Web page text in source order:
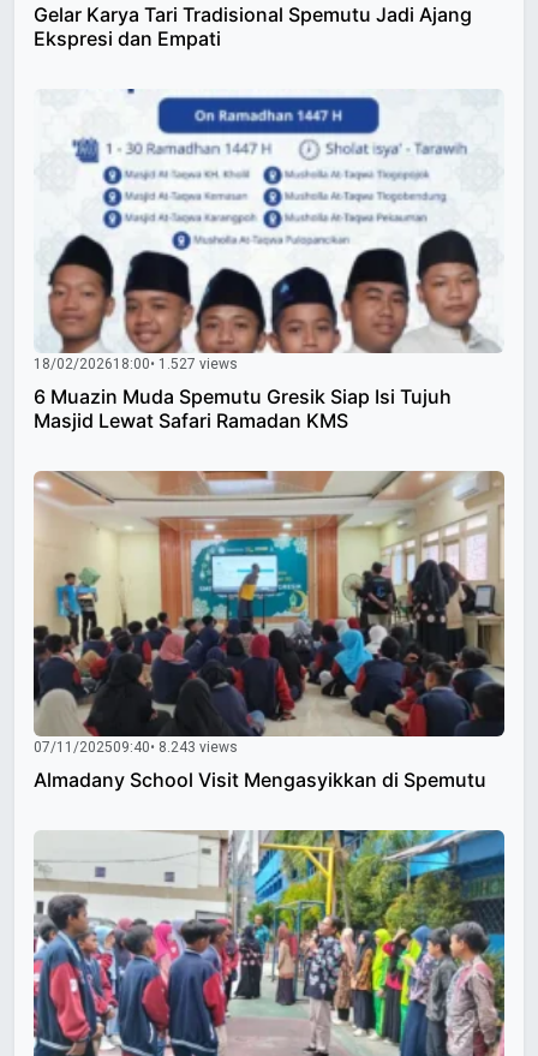
Gelar Karya Tari Tradisional Spemutu Jadi Ajang
Ekspresi dan Empati
18/02/202618:00• 1.527 views
6 Muazin Muda Spemutu Gresik Siap Isi Tujuh
Masjid Lewat Safari Ramadan KMS
07/11/202509:40• 8.243 views
Almadany School Visit Mengasyikkan di Spemutu